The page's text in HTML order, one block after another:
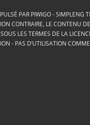
PAR PIWIGO-SIMPLENG
CONTRAIRE, LE CONTENU
LES TERMES DE LA
- PAS D’UTILISATION